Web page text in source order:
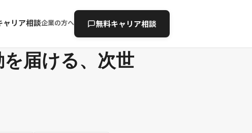
ャリア相談企業の方へ 無料キャリア相談
を届ける、次世